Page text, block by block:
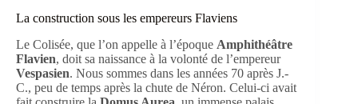
La construction sous les empereurs Flaviens
Le Colisée, que l’on appelle à l’époque Amphithéâtre
Flavien, doit sa naissance à la volonté de l’empereur
Vespasien. Nous sommes dans les années 70 après J.-
C., peu de temps après la chute de Néron. Celui-ci avait